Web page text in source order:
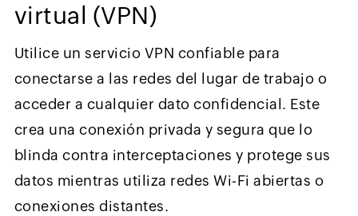
virtual (VPN)
Utilice un servicio VPN confiable para
conectarse a las redes del lugar de trabajo o
acceder a cualquier dato confidencial. Este
crea una conexión privada y segura que lo
blinda contra interceptaciones y protege sus
datos mientras utiliza redes Wi-Fi abiertas o
conexiones distantes.